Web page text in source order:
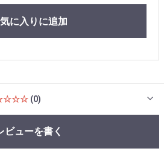
に入りに追加
(0)
ビューを書く